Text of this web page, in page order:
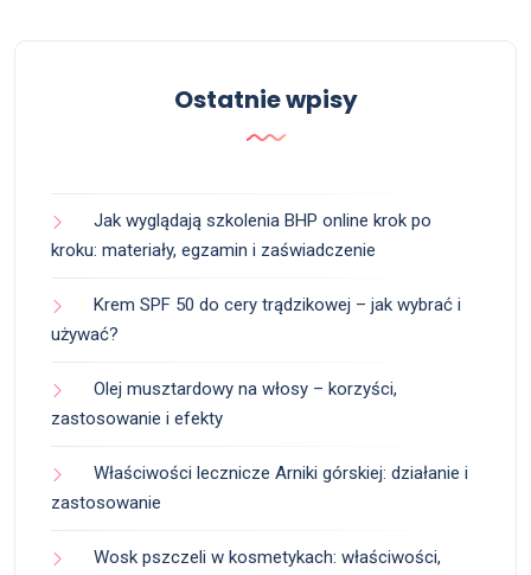
Ostatnie wpisy
Jak wyglądają szkolenia BHP online krok po
kroku: materiały, egzamin i zaświadczenie
Krem SPF 50 do cery trądzikowej – jak wybrać i
używać?
Olej musztardowy na włosy – korzyści,
zastosowanie i efekty
Właściwości lecznicze Arniki górskiej: działanie i
zastosowanie
Wosk pszczeli w kosmetykach: właściwości,